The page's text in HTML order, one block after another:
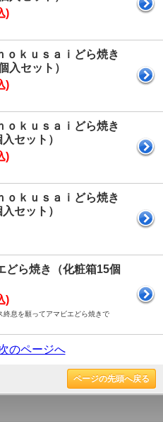
)
ｏｋｕｓａｉどら焼き
入セット）
)
ｏｋｕｓａｉどら焼き
セット）
)
ｏｋｕｓａｉどら焼き
セット）
どら焼き（化粧箱15個
)
終息を願ってアマビエどら焼きで
のページへ
ページの先頭へ戻る